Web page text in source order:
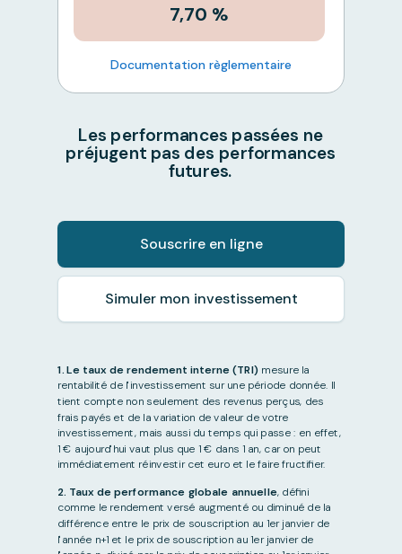
1. Le taux de rendement interne (TRI) mesure la
rentabilité de l'investissement sur une période donnée. Il
tient compte non seulement des revenus perçus, des
frais payés et de la variation de valeur de votre
investissement, mais aussi du temps qui passe : en effet,
1 € aujourd'hui vaut plus que 1 € dans 1 an, car on peut
immédiatement réinvestir cet euro et le faire fructifier.
2. Taux de performance globale annuelle, défini
comme le rendement versé augmenté ou diminué de la
différence entre le prix de souscription au 1er janvier de
l'année n+1 et le prix de souscription au 1er janvier de
Souscrire en ligne
Simuler mon investissement
Les performances passées ne
préjugent pas des performances
futures.
7,70 %
Documentation règlementaire